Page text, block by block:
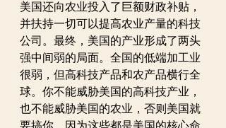
美国还向农业投入了巨额财政补贴，
并扶持一切可以提高农业产量的科技
公司。最终，美国的产业形成了两头
强中间弱的局面。全国的低端加工业
很弱，但高科技产品和农产品横行全
球。你不能威胁美国的高科技产业，
也不能威胁美国的农业，否则美国就